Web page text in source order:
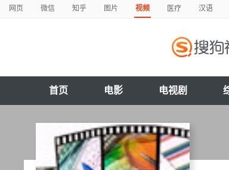
网页 微信 知乎 图片 视频 医疗 汉语
首页 电影 电视剧